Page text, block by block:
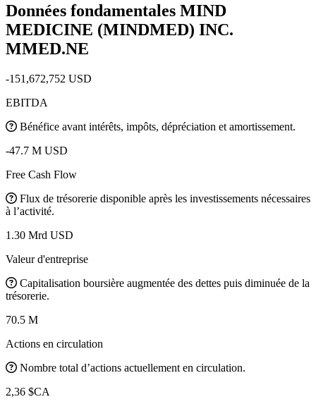
Données fondamentales MIND
MEDICINE (MINDMED) INC.
MMED.NE
-151,672,752 USD
EBITDA
Bénéfice avant intérêts, impôts, dépréciation et amortissement.
-47.7 M USD
Free Cash Flow
Flux de trésorerie disponible après les investissements nécessaires
à l’activité.
1.30 Mrd USD
Valeur d'entreprise
Capitalisation boursière augmentée des dettes puis diminuée de la
trésorerie.
70.5 M
Actions en circulation
Nombre total d’actions actuellement en circulation.
2,36 $CA